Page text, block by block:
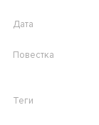
Дата
Повестка
Теги